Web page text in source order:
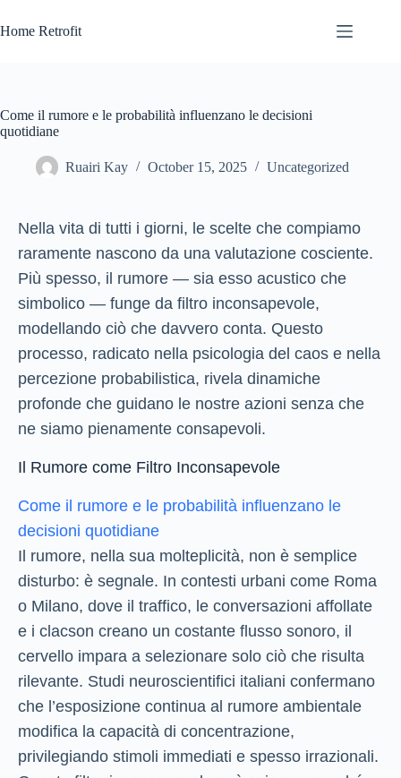
to
content
Home Retrofit
Come il rumore e le probabilità influenzano le decisioni
quotidiane
Ruairi Kay October 15, 2025 Uncategorized
Nella vita di tutti i giorni, le scelte che compiamo
raramente nascono da una valutazione cosciente.
Più spesso, il rumore — sia esso acustico che
simbolico — funge da filtro inconsapevole,
modellando ciò che davvero conta. Questo
processo, radicato nella psicologia del caos e nella
percezione probabilistica, rivela dinamiche
profonde che guidano le nostre azioni senza che
ne siamo pienamente consapevoli.
Il Rumore come Filtro Inconsapevole
Come il rumore e le probabilità influenzano le
decisioni quotidiane
Il rumore, nella sua molteplicità, non è semplice
disturbo: è segnale. In contesti urbani come Roma
o Milano, dove il traffico, le conversazioni affollate
e i clacson creano un costante flusso sonoro, il
cervello impara a selezionare solo ciò che risulta
rilevante. Studi neuroscientifici italiani confermano
che l’esposizione continua al rumore ambientale
modifica la capacità di concentrazione,
privilegiando stimoli immediati e spesso irrazionali.